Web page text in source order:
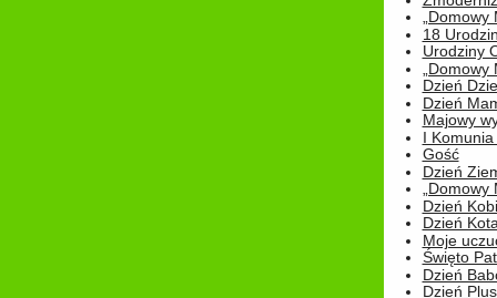
18
Urodziny
Dzień
Dzień
Majowy
I
Gość
Dzień
Dzień
Dzień
Moje
Święto
Dzień
Dzień